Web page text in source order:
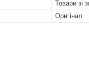
Товари зі
Оригінал